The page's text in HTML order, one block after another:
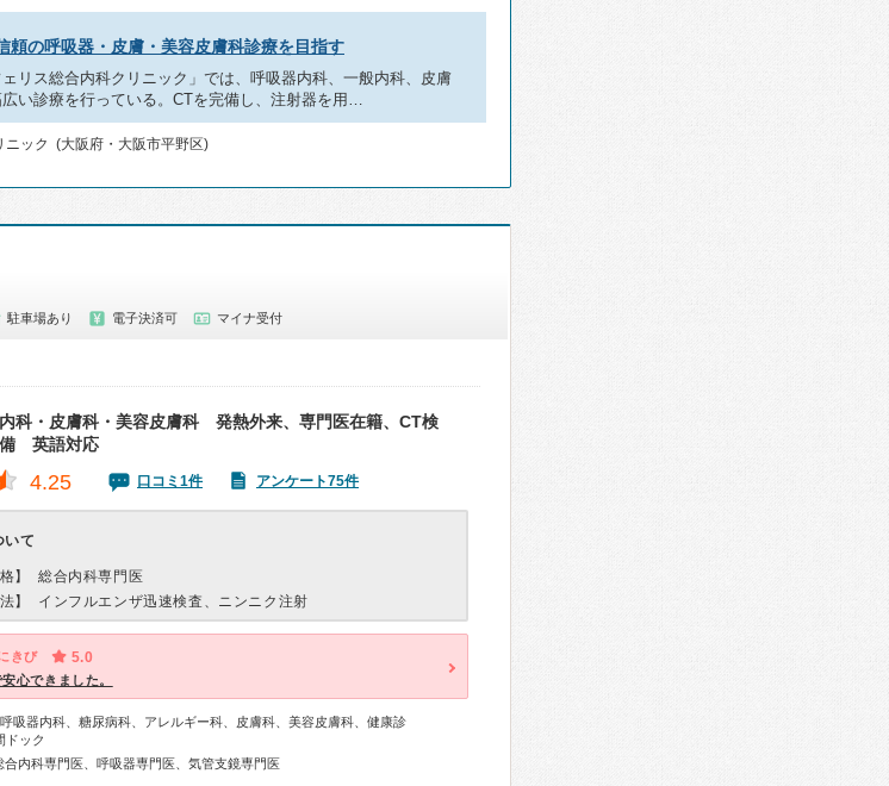
頼の呼吸器・皮膚・美容皮膚科診療を目指す
リス総合内科クリニック」では、呼吸器内科、一般内科、皮膚
い診療を行っている。CTを完備し、注射器を用…
ニック (大阪府・大阪市平野区)
駐車場あり 電子決済可 マイナ受付
科・皮膚科・美容皮膚科 発熱外来、専門医在籍、CT検
備 英語対応
4.25 口コミ1件 アンケート75件
いて
】
総合内科専門医
】
インフルエンザ迅速検査、ニンニク注射
きび 5.0
心できました。
呼吸器内科、糖尿病科、アレルギー科、皮膚科、美容皮膚科、健康診
ドック
合内科専門医、呼吸器専門医、気管支鏡専門医